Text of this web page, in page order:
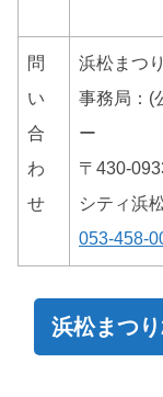
問
い
合
わ
せ
浜松まつ
事務局：(
ー
〒430-
シティ浜
053-458-
浜松まつ